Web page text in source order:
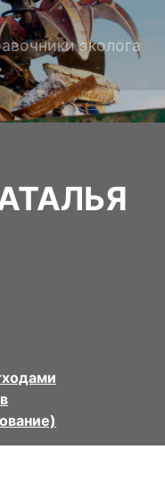
эколога